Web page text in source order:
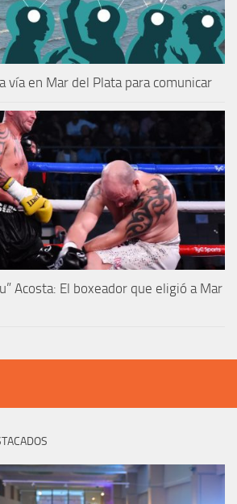
vía en Mar del Plata para comunicar
Acosta: El boxeador que eligió a Mar